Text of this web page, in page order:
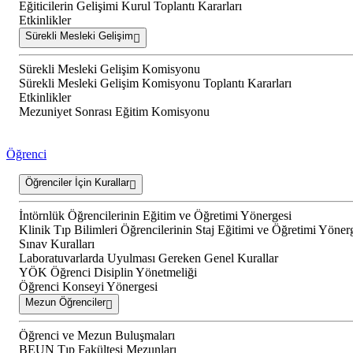
Eğiticilerin Gelişimi Kurul Toplantı Kararları
Etkinlikler
Sürekli Mesleki Gelişim
Sürekli Mesleki Gelişim Komisyonu
Sürekli Mesleki Gelişim Komisyonu Toplantı Kararları
Etkinlikler
Mezuniyet Sonrası Eğitim Komisyonu
Öğrenci
Öğrenciler İçin Kurallar
İntörnlük Öğrencilerinin Eğitim ve Öğretimi Yönergesi
Klinik Tıp Bilimleri Öğrencilerinin Staj Eğitimi ve Öğretimi
Sınav Kuralları
Laboratuvarlarda Uyulması Gereken Genel Kurallar
YÖK Öğrenci Disiplin Yönetmeliği
Öğrenci Konseyi Yönergesi
Mezun Öğrenciler
Öğrenci ve Mezun Buluşmaları
BEUN Tıp Fakültesi Mezunları